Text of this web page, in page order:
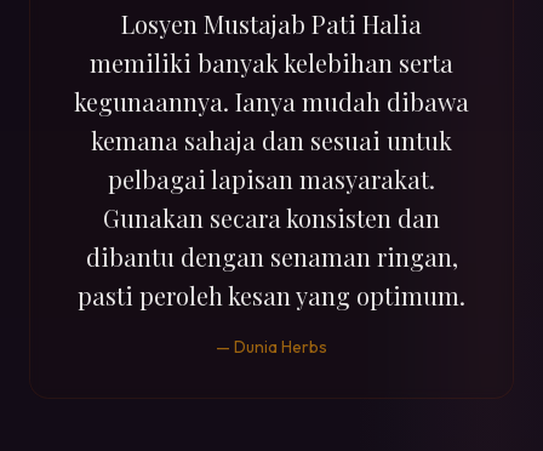
Losyen Mustajab Pati Halia
memiliki banyak kelebihan serta
kegunaannya. Ianya mudah dibawa
kemana sahaja dan sesuai untuk
pelbagai lapisan masyarakat.
Gunakan secara konsisten dan
dibantu dengan senaman ringan,
pasti peroleh kesan yang optimum.
— Dunia Herbs